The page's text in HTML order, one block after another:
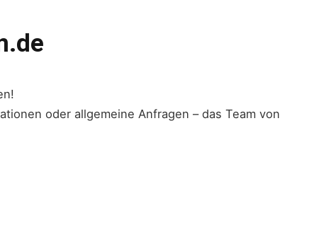
oder allgemeine Anfragen – das Team von